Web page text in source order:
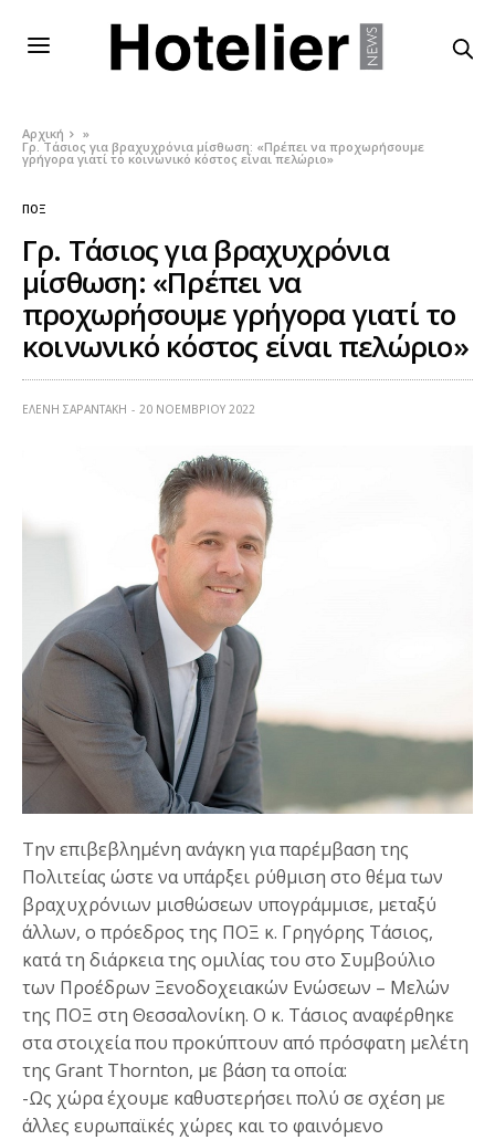
Αρχική
»
Γρ. Τάσιος για βραχυχρόνια μίσθωση: «Πρέπει να προχωρήσουμε
γρήγορα γιατί το κοινωνικό κόστος είναι πελώριο»
ΠΟΞ
Γρ. Τάσιος για βραχυχρόνια
μίσθωση: «Πρέπει να
προχωρήσουμε γρήγορα γιατί το
κοινωνικό κόστος είναι πελώριο»
ΕΛΕΝΗ ΣΑΡΑΝΤΑΚΗ 20 ΝΟΕΜΒΡΊΟΥ 2022
Την επιβεβλημένη ανάγκη για παρέμβαση της
Πολιτείας ώστε να υπάρξει ρύθμιση στο θέμα των
βραχυχρόνιων μισθώσεων υπογράμμισε, μεταξύ
άλλων, ο πρόεδρος της ΠΟΞ κ. Γρηγόρης Τάσιος,
κατά τη διάρκεια της ομιλίας του στο Συμβούλιο
των Προέδρων Ξενοδοχειακών Ενώσεων – Μελών
της ΠΟΞ στη Θεσσαλονίκη. Ο κ. Τάσιος αναφέρθηκε
στα στοιχεία που προκύπτουν από πρόσφατη μελέτη
της Grant Thornton, με βάση τα οποία:
-Ως χώρα έχουμε καθυστερήσει πολύ σε σχέση με
άλλες ευρωπαϊκές χώρες και το φαινόμενο